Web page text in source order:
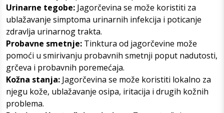
Urinarne tegobe: Jagorčevina se može koristiti za
ublažavanje simptoma urinarnih infekcija i poticanje
zdravlja urinarnog trakta.
Probavne smetnje: Tinktura od jagorčevine može
pomoći u smirivanju probavnih smetnji poput nadutosti,
grčeva i probavnih poremećaja.
Kožna stanja: Jagorčevina se može koristiti lokalno za
njegu kože, ublažavanje osipa, iritacija i drugih kožnih
problema.